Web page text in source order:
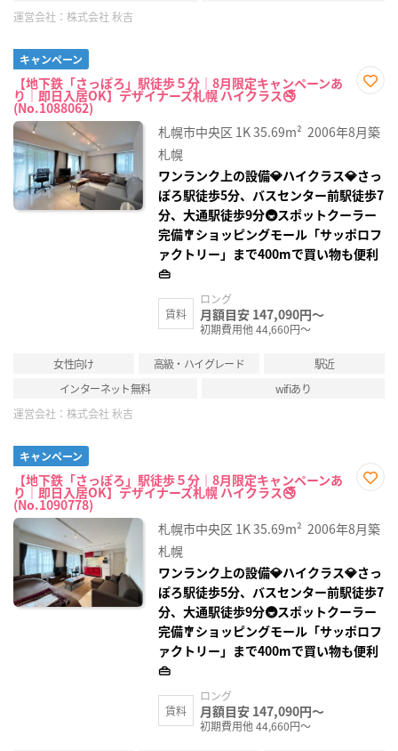
運営会社： 株式会社 秋吉
キャンペーン
【地下鉄「さっぽろ」駅徒歩５分｜8月限定キャンペーンあ
り｜即日入居OK】デザイナーズ札幌 ハイクラス🚭
(No.1088062)
り登
録
札幌市中央区 1K35.69m² 2006年8月築
札幌
ワンランク上の設備💎ハイクラス💎さっ
ぽろ駅徒歩5分、バスセンター前駅徒歩7
分、大通駅徒歩9分🚇スポットクーラー
完備🎐ショッピングモール「サッポロフ
ァクトリー」まで400mで買い物も便利
👜
賃料
ロング
月額目安 147,090円～
初期費用他 44,660円～
女性向け 高級・ハイグレード
駅近
インターネット無料
wifiあり
運営会社： 株式会社 秋吉
キャンペーン
【地下鉄「さっぽろ」駅徒歩５分｜8月限定キャンペーンあ
り｜即日入居OK】デザイナーズ札幌 ハイクラス🚭
(No.1090778)
り登
録
札幌市中央区 1K35.69m² 2006年8月築
札幌
ワンランク上の設備💎ハイクラス💎さっ
ぽろ駅徒歩5分、バスセンター前駅徒歩7
分、大通駅徒歩9分🚇スポットクーラー
完備🎐ショッピングモール「サッポロフ
ァクトリー」まで400mで買い物も便利
👜
賃料
ロング
月額目安 147,090円～
初期費用他 44,660円～